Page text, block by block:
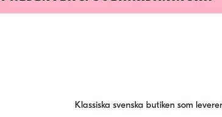
Klassiska svenska butiken som